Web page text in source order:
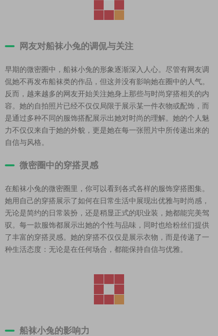
网友对船袜小兔的调侃与关注
早期的微密圈中，船袜小兔的形象逐渐深入人心。尽管有网友调
侃她不再发布船袜类的作品，但这并没有影响她在圈中的人气。
反而，越来越多的网友开始关注她身上那些与时尚穿搭相关的内
容。她的自拍照片已经不仅仅局限于展示某一件衣物或配饰，而
是通过多种不同的服饰搭配展示出她对时尚的理解。她的个人魅
力不仅仅来自于她的外貌，更是她在每一张照片中所传递出来的
自信与风格。
微密圈中的穿搭灵感
在船袜小兔的微密圈里，你可以看到各式各样的服饰穿搭图集。
她用自己的穿搭展示了如何在日常生活中展现出优雅与时尚感，
无论是简约的日常装扮，还是稍显正式的职业装，她都能完美驾
驭。每一款服饰都展示出她的个性与品味，同时也给粉丝们提供
了丰富的穿搭灵感。她的穿搭不仅仅是展示衣物，而是传递了一
种生活态度：无论是在任何场合，都能保持自信与优雅。
船袜小兔的影响力